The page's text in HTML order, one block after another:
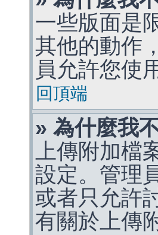
一些版面是
其他的動作
員允許您使
回頂端
» 為什麼我
上傳附加檔
設定。管理
或者只允許
有關於上傳